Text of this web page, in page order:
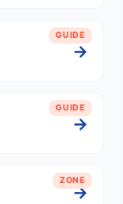
GUIDE
→
GUIDE
→
ZONE
→